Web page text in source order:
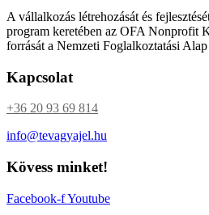
A vállalkozás létrehozását és
program keretében az OFA Nonprofit
forrását a Nemzeti Foglalkoztatási
Kapcsolat
+36 20 93 69 814
info@tevagyajel.hu
Kövess minket!
Facebook-fYoutube